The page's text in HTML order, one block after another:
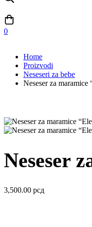
0
Home
Proizvodi
Neseseri za bebe
Neseser za maramice
Neseser
3,500.00 рсд